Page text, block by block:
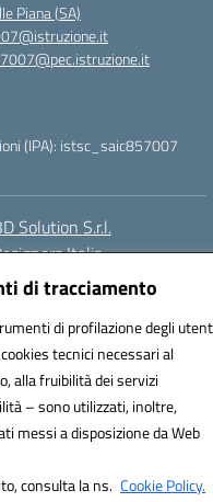
di tracciamento
di profilazione degli
tecnici necessari al
alla fruibilità dei servizi
– sono utilizzati, inoltre,
messi a disposizione da Web
consulta la ns. Cookie Policy.
Piana (SA)
(IPA): istsc_saic857007
Solution S.r.l.
Italia